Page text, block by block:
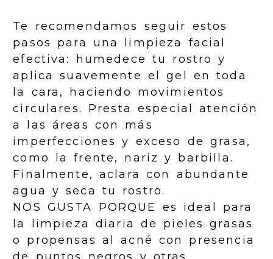
Te recomendamos seguir estos
pasos para una limpieza facial
efectiva: humedece tu rostro y
aplica suavemente el gel en toda
la cara, haciendo movimientos
circulares. Presta especial atención
a las áreas con más
imperfecciones y exceso de grasa,
como la frente, nariz y barbilla.
Finalmente, aclara con abundante
agua y seca tu rostro.
NOS GUSTA PORQUE es ideal para
la limpieza diaria de pieles grasas
o propensas al acné con presencia
de puntos negros y otras